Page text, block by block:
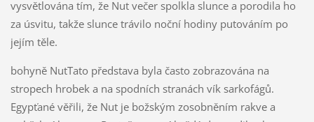
vysvětlována tím, že Nut večer spolkla slunce a porodila ho
za úsvitu, takže slunce trávilo noční hodiny putováním po
jejím těle.
bohyně NutTato představa byla často zobrazována na
stropech hrobek a na spodních stranách vík sarkofágů.
Egypťané věřili, že Nut je božským zosobněním rakve a